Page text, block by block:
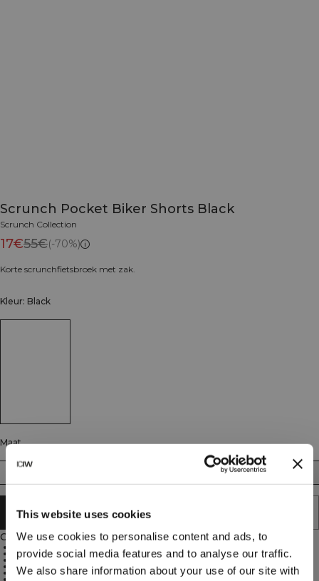
This website uses cookies
We use cookies to personalise content and ads, to
provide social media features and to analyse our traffic.
We also share information about your use of our site with
Scrunch Pocket Biker Shorts Black
Scrunch Collection
17€55€(-70%)
Korte scrunchfietsbroek met zak.
Kleur: Black
Maat
L XL
AAN WINKELWAGENTJE TOEVOEGEN
Omschrijving
Scrunch detail dat je vormen benadrukt
Hoge taille ontwerp
Goede ventilatie
Praktisch telefoonzakje
77% polyamide, 23% elastaan